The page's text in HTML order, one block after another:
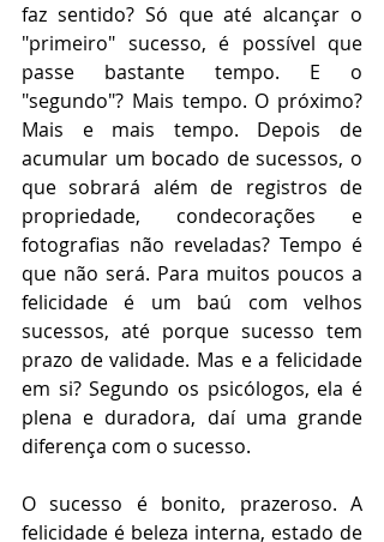
faz sentido? Só que até alcançar o
"primeiro" sucesso, é possível que
passe bastante tempo. E o
"segundo"? Mais tempo. O próximo?
Mais e mais tempo. Depois de
acumular um bocado de sucessos, o
que sobrará além de registros de
propriedade, condecorações e
fotografias não reveladas? Tempo é
que não será. Para muitos poucos a
felicidade é um baú com velhos
sucessos, até porque sucesso tem
prazo de validade. Mas e a felicidade
em si? Segundo os psicólogos, ela é
plena e duradora, daí uma grande
diferença com o sucesso.
O sucesso é bonito, prazeroso. A
felicidade é beleza interna, estado de